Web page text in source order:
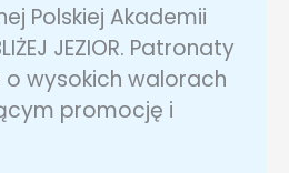
Polskiej Akademii
JEZIOR. Patronaty
o wysokich walorach
promocję i